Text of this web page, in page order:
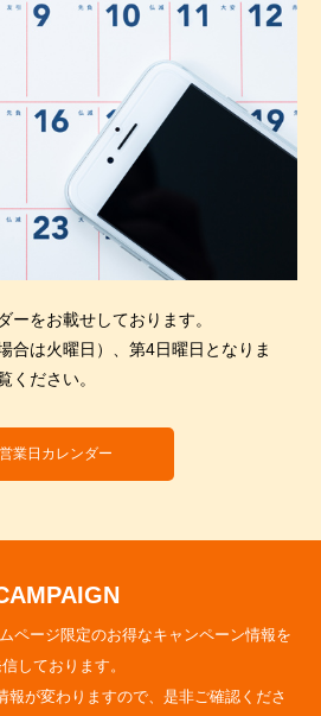
ーをお載せしております。
合は火曜日）、第4日曜日となりま
ください。
営業日カレンダー
ページ限定のお得なキャンペーン情報を
しております。
報が変わりますので、是非ご確認くださ